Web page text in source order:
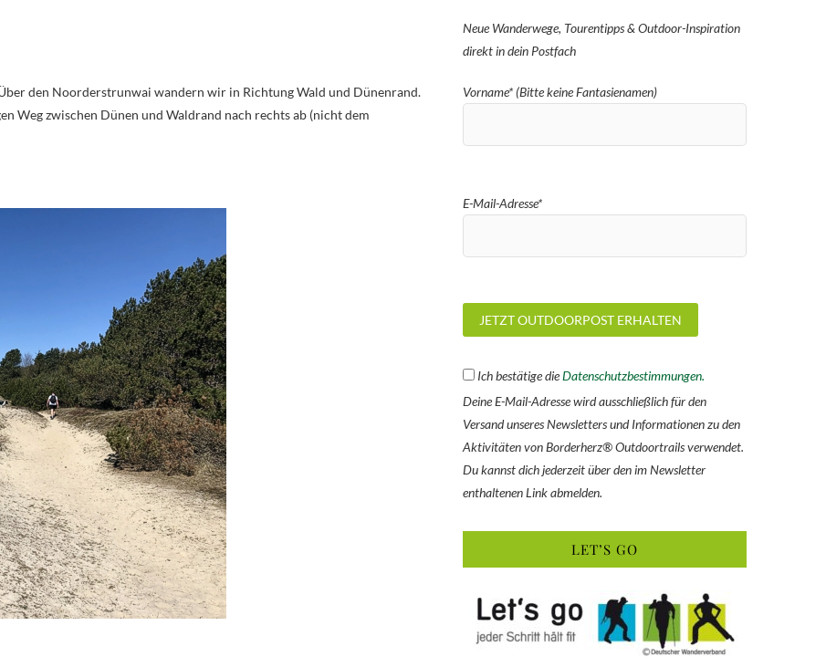
den Noorderstrunwai wandern wir in Richtung Wald und Dünenrand.
Weg zwischen Dünen und Waldrand nach rechts ab (nicht dem
Neue Wanderwege, Tourentipps & Outdoor-Inspiration
direkt in dein Postfach
Vorname* (Bitte keine Fantasienamen)
E-Mail-Adresse*
Ich bestätige dieDatenschutzbestimmungen.
Deine E-Mail-Adresse wird ausschließlich für den
Versand unseres Newsletters und Informationen zu den
Aktivitäten von Borderherz® Outdoortrails verwendet.
Du kannst dich jederzeit über den im Newsletter
enthaltenen Link abmelden.
LET’S GO